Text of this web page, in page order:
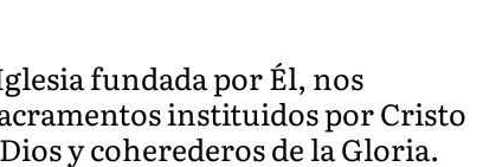
fundada por Él, nos
instituidos por Cristo
y coherederos de la Gloria.